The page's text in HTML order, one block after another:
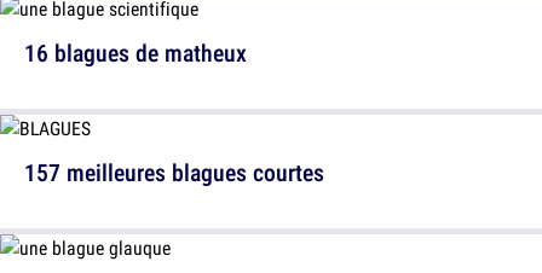
16 blagues de matheux
157 meilleures blagues courtes